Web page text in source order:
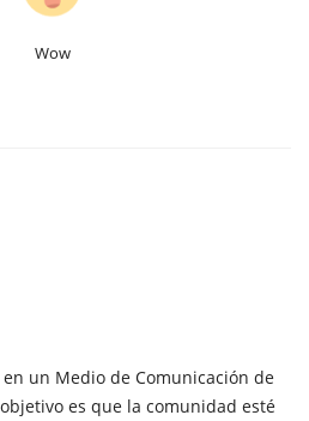
Wow
un Medio de Comunicación de
es que la comunidad esté